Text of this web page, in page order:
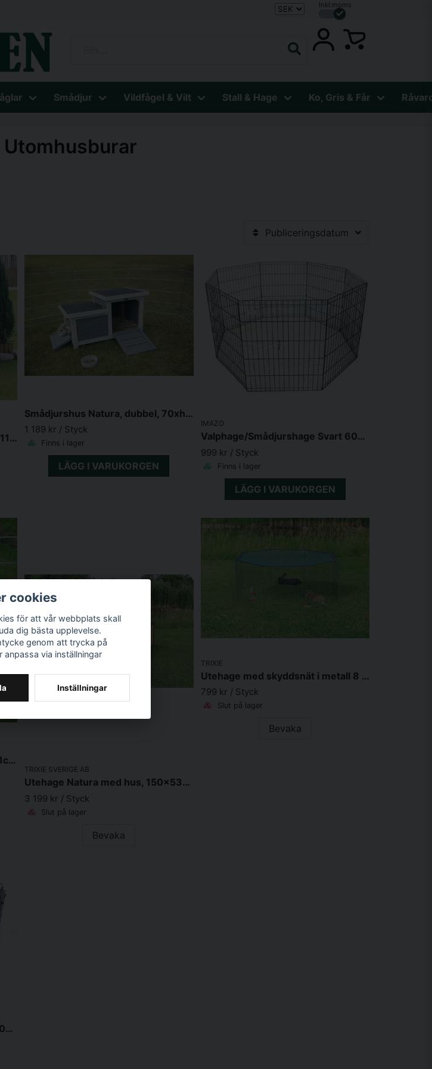
Inkl.moms
Smådjur Vildfågel & Vilt Stall & Hage Ko, Gris & Får
Utomhusburar
Publiceringsdatum
Utebur Natura 2-vån, 135xh115x112cm brun
Smådjurshus Natura, dubbel, 70xh43X45cm, vit/grå
1 189 kr / Styck
Finns i lager
LÄGG I VARUKORGEN
IMAZO
Valphage/Smådjurshage Svart 60x76cm 8 sektioner
999 kr / Styck
Finns i lager
LÄGG I VARUKORGEN
Smådjurshus Natura, 42xh43x51cm, brun
TRIXIE SVERIGE AB
Utehage Natura med hus, 150x53x150cm, svart/brun
3 199 kr / Styck
Slut på lager
Bevaka
TRIXIE
Utehage med skyddsnät i metall 8 sektioner 150 x 57cm grön
799 kr / Styck
Slut på lager
Bevaka
Valphage/Smådjurshage Svart 60x60cm 6 sektioner
cookies
för att vår webbplats skall
dig bästa upplevelse.
genom att trycka på
anpassa via inställningar
Inställningar